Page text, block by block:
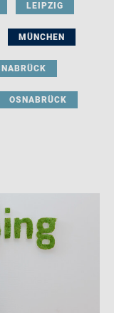
LEIPZIG
MÜNCHEN
OSNABRÜCK